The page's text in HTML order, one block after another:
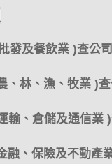
發及餐飲業 )查公司
、林、漁、牧業 )
輸、倉儲及通信業
融、保險及不動產